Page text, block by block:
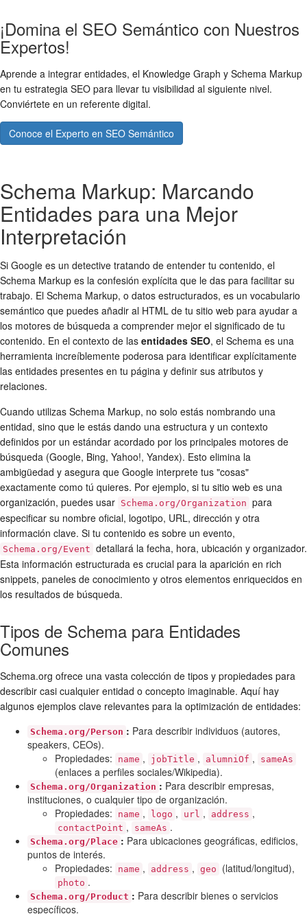
¡Domina el SEO Semántico con Nuestros
Expertos!
Aprende a integrar entidades, el Knowledge Graph y Schema Markup
en tu estrategia SEO para llevar tu visibilidad al siguiente nivel.
Conviértete en un referente digital.
Conoce el Experto en SEO Semántico
Schema Markup: Marcando
Entidades para una Mejor
Interpretación
Si Google es un detective tratando de entender tu contenido, el
Schema Markup es la confesión explícita que le das para facilitar su
trabajo. El Schema Markup, o datos estructurados, es un vocabulario
semántico que puedes añadir al HTML de tu sitio web para ayudar a
los motores de búsqueda a comprender mejor el significado de tu
contenido. En el contexto de las entidades SEO, el Schema es una
herramienta increíblemente poderosa para identificar explícitamente
las entidades presentes en tu página y definir sus atributos y
relaciones.
Cuando utilizas Schema Markup, no solo estás nombrando una
entidad, sino que le estás dando una estructura y un contexto
definidos por un estándar acordado por los principales motores de
búsqueda (Google, Bing, Yahoo!, Yandex). Esto elimina la
ambigüedad y asegura que Google interprete tus "cosas"
exactamente como tú quieres. Por ejemplo, si tu sitio web es una
organización, puedes usar Schema.org/Organization para
especificar su nombre oficial, logotipo, URL, dirección y otra
información clave. Si tu contenido es sobre un evento,
Schema.org/Event detallará la fecha, hora, ubicación y organizador.
Esta información estructurada es crucial para la aparición en rich
snippets, paneles de conocimiento y otros elementos enriquecidos en
los resultados de búsqueda.
Tipos de Schema para Entidades
Comunes
Schema.org ofrece una vasta colección de tipos y propiedades para
describir casi cualquier entidad o concepto imaginable. Aquí hay
algunos ejemplos clave relevantes para la optimización de entidades:
Schema.org/Person : Para describir individuos (autores,
speakers, CEOs).
Propiedades:
name , jobTitle , alumniOf , sameAs
(enlaces a perfiles sociales/Wikipedia).
Schema.org/Organization : Para describir empresas,
instituciones, o cualquier tipo de organización.
Propiedades:
name , logo , url , address ,
contactPoint , sameAs .
Schema.org/Place : Para ubicaciones geográficas, edificios,
puntos de interés.
Propiedades:
name , address , geo (latitud/longitud),
photo .
Schema.org/Product : Para describir bienes o servicios
específicos.